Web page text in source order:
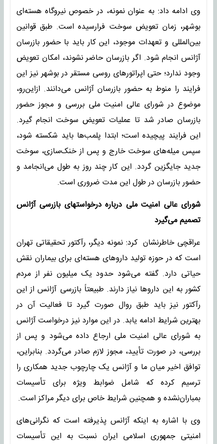
وی ادامه داد: به عنوان نمونه، در خصوص نیروگاه هسته‌ای
بوشهر، زمان تعویض سوخت فرارسیده است. طبق قوانین
بین‌المللی و تعهدات موجود، این کار باید با حضور بازرسان
آژانس انجام شود. اگر بازرسان حاضر نشوند، امکان تعویض
وجود ندارد؛ حتی اپراتورهای روسی مستقر در بوشهر نیز این
فرایند را منوط به حضور بازرسان آژانس می‌دانند. ازاین‌رو،
موضوع در شورای عالی امنیت ملی بررسی و مجوز حضور
بازرسان صادر شد تا عملیات تعویض سوخت انجام گیرد.
این فرایند پیچیده است؛ ابتدا پلمب‌ها باید شکسته شود،
سپس میله‌های سوخت خارج و پس از خنک‌سازی، سوخت
جدید جایگزین گردد. این کار چند روز به طول می‌انجامد و
حضور بازرسان در طول این مدت ضروری است.
شورای عالی امنیت ملی درباره درخواستهای بازرسی آژانس
تصمیم می‌گیرد
عراقچی خاطرنشان کرد: نمونه دیگر، رآکتور تحقیقاتی تهران
است که در حوزه تولید داروهای هسته‌ای برای بیماران نقش
حیاتی دارد. گفته می‌شود حدود یک میلیون نفر از مردم
کشور به این داروها نیاز دارند. طبیعتاً بازرسی آژانس از این
رآکتور نیز باید طبق روال صورت گیرد تا فعالیت آن در
بهترین شرایط ادامه یابد. در این موارد نیز درخواست آژانس
به شورای عالی امنیت ملی ارجاع داده می‌شود و پس از
بررسی، در صورت تأیید، مجوز لازم صادر می‌گردد. بنابراین،
توافق اخیر میان ما و آژانس یک چارچوب جدید همکاری را
ترسیم کرده که شامل ضوابط ویژه برای تأسیسات
بمباران‌نشده و همچنین شرایط خاص برای دیگر مراکز است.
وی با اشاره به اینکه آژانس پذیرفته است که نگرانی‌های
امنیتی جمهوری اسلامی ایران نسبت به این تأسیسات